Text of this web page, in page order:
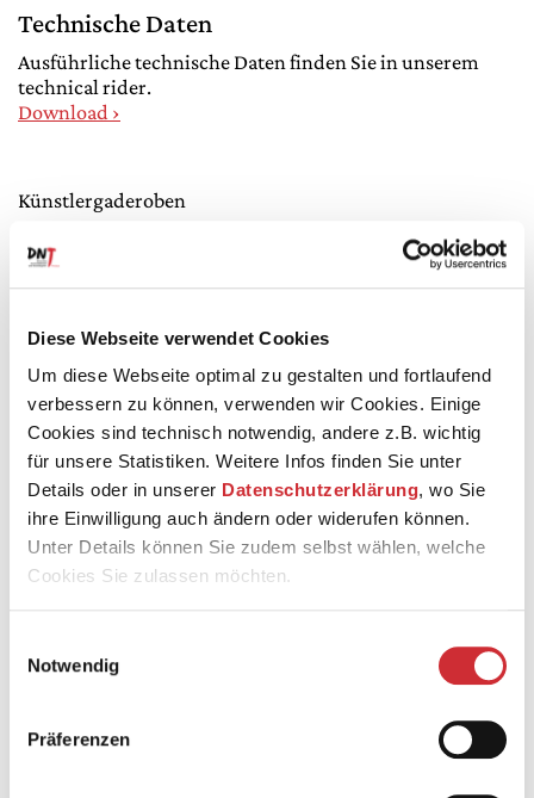
Diese Webseite verwendet Cookies
Um diese Webseite optimal zu gestalten und fortlaufend
verbessern zu können, verwenden wir Cookies. Einige
Cookies sind technisch notwendig, andere z.B. wichtig
für unsere Statistiken. Weitere Infos finden Sie unter
Details oder in unserer Datenschutzerklärung, wo Sie
ihre Einwilligung auch ändern oder widerufen können.
Unter Details können Sie zudem selbst wählen, welche
Cookies Sie zulassen möchten.
Notwendig
Präferenzen
Technische Daten
Ausführliche technische Daten finden Sie in unserem
technical rider.
Download ›
Künstlergaderoben
Garderoben im Bühnenhausbereich auf 4 Ebenen (4 bis
30 Plätze), im Unterbühnenbereich Platz für 80 Musiker
Ansteigendes Parkett, Reihenüberhöhung 17 bis 22 cm
Reihenabstand: 90 cm
Sitzbreite: 52 cm
Rollstuhlplätze
Orchestergraben
2 Hubpodium
Bühnenöffnung